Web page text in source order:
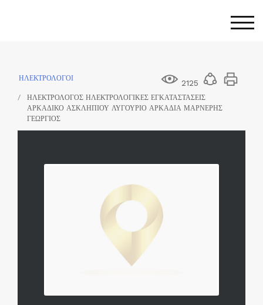
2125
ΗΛΕΚΤΡΟΛΟΓΟΙ
ΗΛΕΚΤΡΟΛΟΓΟΣ ΗΛΕΚΤΡΟΛΟΓΙΚΕΣ ΕΓΚΑΤΑΣΤΑΣΕΙΣ
ΑΡΚΑΔΙΚΟ ΑΣΚΛΗΠΙΟΥ ΛΥΓΟΥΡΙΟ ΑΡΚΑΔΙΑ ΜΑΡΝΕΡΗΣ
ΓΕΩΡΓΙΟΣ